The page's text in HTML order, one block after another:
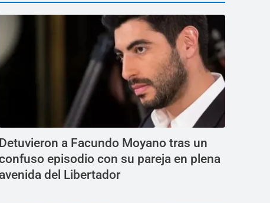
Detuvieron a Facundo Moyano tras un
episodio con su pareja en plena
avenida del Libertador